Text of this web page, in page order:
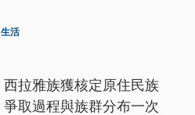
生活
西拉雅族獲核定原住民族
爭取過程與族群分布一次